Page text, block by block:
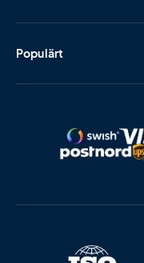
Populärt